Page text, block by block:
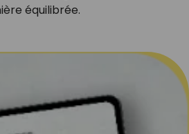
équilibrée.